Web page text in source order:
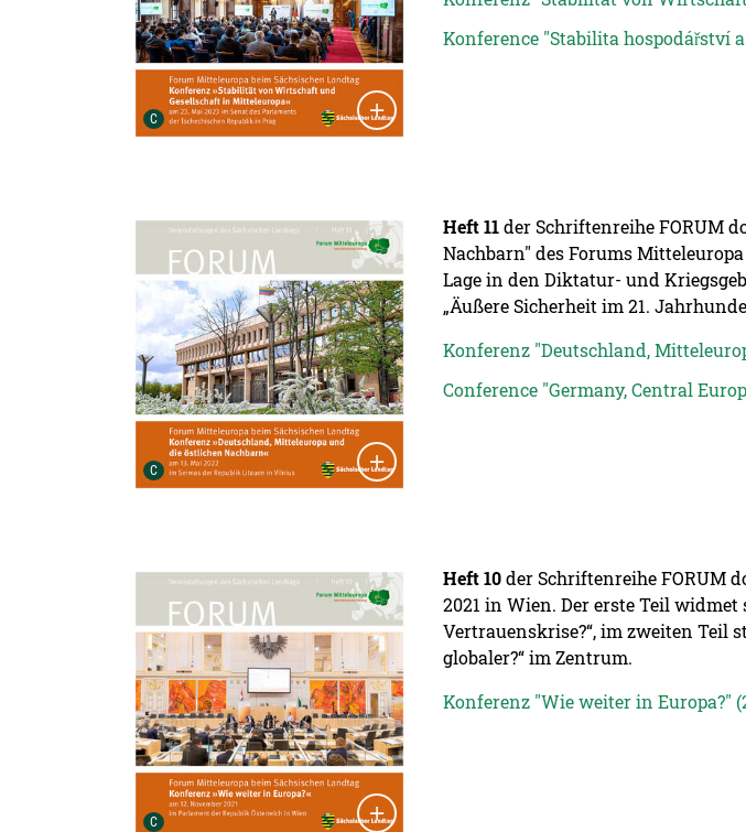
C Urheber der Grafik:
Konference "Stabilita hospodářství
Detailansicht öffnen:
C Urheber der Grafik:
Heft 11der Schriftenreihe FORUM
Nachbarn" des Forums
Lage in den Diktatur- und
„Äußere Sicherheit im 21.
Konferenz "Deutschland,
Conference "Germany, Central
Detailansicht öffnen:
C Urheber der Grafik:
Heft 10der Schriftenreihe FORUM
2021 in Wien. Der erste Teil
Vertrauenskrise?“, im zweiten Teil
globaler?“ im Zentrum.
Konferenz "Wie weiter in Europa?"